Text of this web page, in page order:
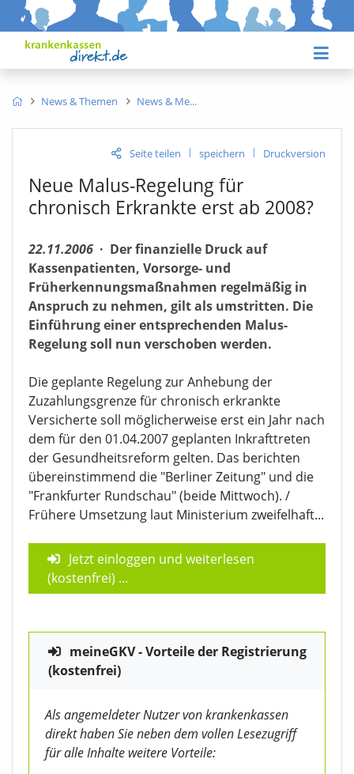
News & Themen News & Me
Seite teilen | speichern | Druckversion
Neue Malus-Regelung für
chronisch Erkrankte erst ab 2008?
22.11.2006 · Der finanzielle Druck auf
Kassenpatienten, Vorsorge- und
Früherkennungsmaßnahmen regelmäßig in
Anspruch zu nehmen, gilt als umstritten. Die
Einführung einer entsprechenden Malus-
Regelung soll nun verschoben werden.
Die geplante Regelung zur Anhebung der
Zuzahlungsgrenze für chronisch erkrankte
Versicherte soll möglicherweise erst ein Jahr nach
dem für den 01.04.2007 geplanten Inkrafttreten
der Gesundheitsreform gelten. Das berichten
übereinstimmend die "Berliner Zeitung" und die
"Frankfurter Rundschau" (beide Mittwoch). /
Frühere Umsetzung laut Ministerium zweifelhaft...
Jetzt einloggen und weiterlesen
(kostenfrei) ...
meineGKV - Vorteile der Registrierung
(kostenfrei)
Als angemeldeter Nutzer von krankenkassen
direkt haben Sie neben dem vollen Lesezugriff
für alle Inhalte weitere Vorteile: